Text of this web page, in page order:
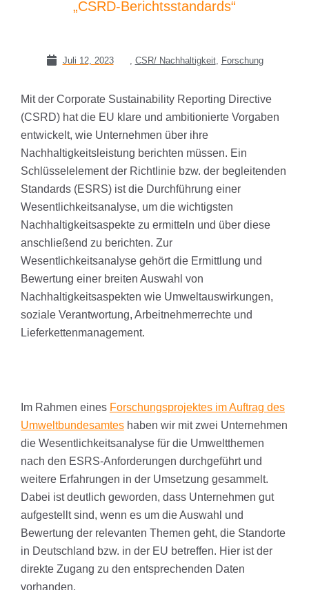
„CSRD-Berichtsstandards“
Juli 12, 2023 CSR/ Nachhaltigkeit, Forschung
Mit der Corporate Sustainability Reporting Directive
(CSRD) hat die EU klare und ambitionierte Vorgaben
entwickelt, wie Unternehmen über ihre
Nachhaltigkeitsleistung berichten müssen. Ein
Schlüsselelement der Richtlinie bzw. der begleitenden
Standards (ESRS) ist die Durchführung einer
Wesentlichkeitsanalyse, um die wichtigsten
Nachhaltigkeitsaspekte zu ermitteln und über diese
anschließend zu berichten. Zur
Wesentlichkeitsanalyse gehört die Ermittlung und
Bewertung einer breiten Auswahl von
Nachhaltigkeitsaspekten wie Umweltauswirkungen,
soziale Verantwortung, Arbeitnehmerrechte und
Lieferkettenmanagement.
Im Rahmen eines Forschungsprojektes im Auftrag des
Umweltbundesamtes haben wir mit zwei Unternehmen
die Wesentlichkeitsanalyse für die Umweltthemen
nach den ESRS-Anforderungen durchgeführt und
weitere Erfahrungen in der Umsetzung gesammelt.
Dabei ist deutlich geworden, dass Unternehmen gut
aufgestellt sind, wenn es um die Auswahl und
Bewertung der relevanten Themen geht, die Standorte
in Deutschland bzw. in der EU betreffen. Hier ist der
direkte Zugang zu den entsprechenden Daten
vorhanden.